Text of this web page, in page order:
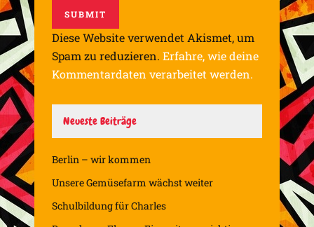
Diese Website verwendet Akismet, um
Spam zu reduzieren. Erfahre, wie deine
Kommentardaten verarbeitet werden.
Neueste Beiträge
Berlin – wir kommen
Unsere Gemüsefarm wächst weiter
Schulbildung für Charles